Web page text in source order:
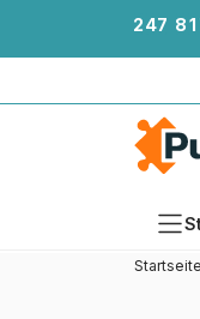
247 81
Startseite